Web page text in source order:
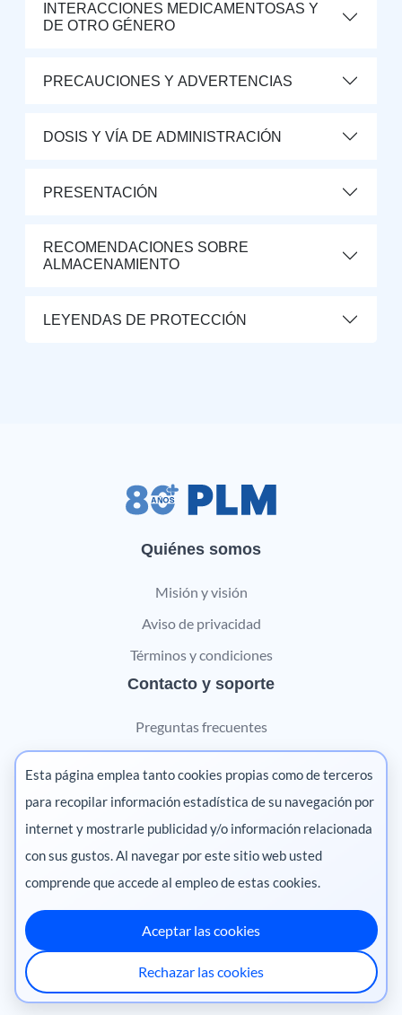
INTERACCIONES MEDICAMENTOSAS Y
DE OTRO GÉNERO
PRECAUCIONES Y ADVERTENCIAS
DOSIS Y VÍA DE ADMINISTRACIÓN
PRESENTACIÓN
RECOMENDACIONES SOBRE
ALMACENAMIENTO
LEYENDAS DE PROTECCIÓN
Quiénes somos
Misión y visión
Aviso de privacidad
Términos y condiciones
Contacto y soporte
Preguntas frecuentes
Marketing digital
Pharma
México
·
Ecuador·Perú·
Centroamérica
Chile
Esta página emplea tanto cookies propias como de terceros
para recopilar información estadística de su navegación por
internet y mostrarle publicidad y/o información relacionada
con sus gustos. Al navegar por este sitio web usted
comprende que accede al empleo de estas cookies.
Aceptar las cookies
Rechazar las cookies